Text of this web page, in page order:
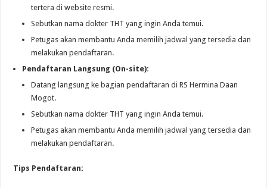
tertera di website resmi.
Sebutkan nama dokter THT yang ingin Anda temui.
Petugas akan membantu Anda memilih jadwal yang tersedia dan
melakukan pendaftaran.
Pendaftaran Langsung (On-site):
Datang langsung ke bagian pendaftaran di RS Hermina Daan
Mogot.
Sebutkan nama dokter THT yang ingin Anda temui.
Petugas akan membantu Anda memilih jadwal yang tersedia dan
melakukan pendaftaran.
Tips Pendaftaran: